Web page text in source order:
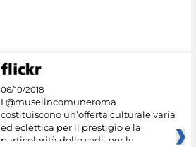
06/10/2018
I @museiincomuneroma
costituiscono un’offerta culturale varia
ed eclettica per il prestigio e la
particolarità delle sedi, per le